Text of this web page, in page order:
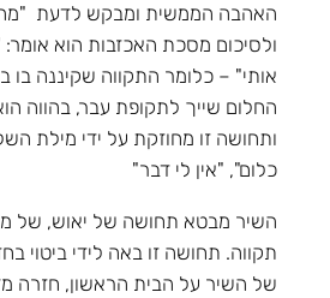
האהבה הממשית ומבקש לדעת
ולסיכום מסכת האכזבות הוא אומר:
אותי" – כלומר התקווה שקיננה בו
החלום שייך לתקופת עבר, בהווה
ותחושה זו מחוזקת על ידי מילת
כלום", "אין לי דבר"
השיר מבטא תחושה של יאוש, של
תקווה. תחושה זו באה לידי ביטוי
של השיר על הבית הראשון, חזרה